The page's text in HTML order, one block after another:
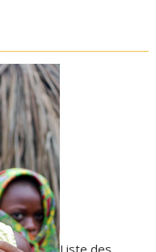
Liste des